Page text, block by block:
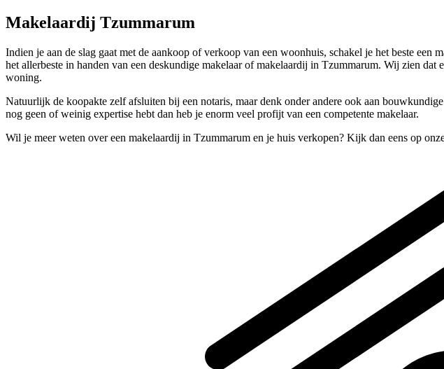
Makelaardij Tzummarum
Indien je aan de slag gaat met de aankoop of verkoop van een woonhuis, schakel je het beste
het allerbeste in handen van een deskundige makelaar of makelaardij in Tzummarum. Wij zien
woning.
Natuurlijk de koopakte zelf afsluiten bij een notaris, maar denk onder andere ook aan
nog geen of weinig expertise hebt dan heb je enorm veel profijt van een competente makelaar.
Wil je meer weten over een makelaardij in Tzummarum en je huis verkopen? Kijk dan eens op